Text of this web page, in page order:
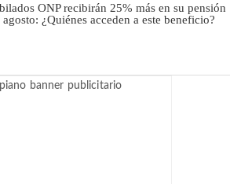
ONP recibirán 25% más en su pensión
agosto: ¿Quiénes acceden a este beneficio?